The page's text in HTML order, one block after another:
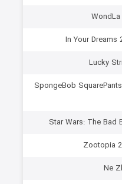
دانلود فصل پانزدهم باب اسفنجی SpongeBob SquarePants